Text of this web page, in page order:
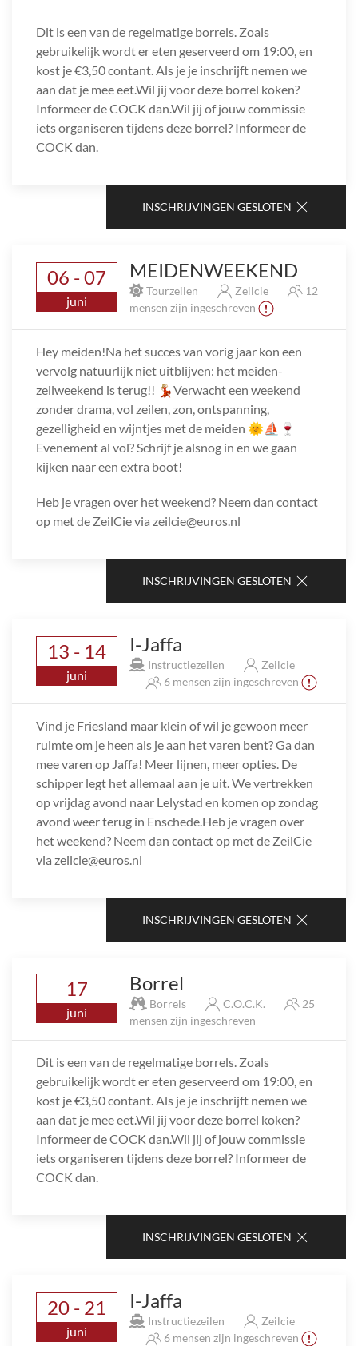
Dit is een van de regelmatige borrels. Zoals
gebruikelijk wordt er eten geserveerd om 19:00, en
kost je €3,50 contant. Als je je inschrijft nemen we
aan dat je mee eet.Wil jij voor deze borrel koken?
Informeer de COCK dan.Wil jij of jouw commissie
iets organiseren tijdens deze borrel? Informeer de
COCK dan.
INSCHRIJVINGEN GESLOTEN
06 - 07
juni
MEIDENWEEKEND
Tourzeilen Zeilcie
12
mensen zijn ingeschreven
Hey meiden!Na het succes van vorig jaar kon een
vervolg natuurlijk niet uitblijven: het meiden-
zeilweekend is terug!! 💃🏼Verwacht een weekend
zonder drama, vol zeilen, zon, ontspanning,
gezelligheid en wijntjes met de meiden 🌞⛵️🍷
Evenement al vol? Schrijf je alsnog in en we gaan
kijken naar een extra boot!
Heb je vragen over het weekend? Neem dan contact
op met de ZeilCie via zeilcie@euros.nl
INSCHRIJVINGEN GESLOTEN
13 - 14
juni
I-Jaffa
Instructiezeilen
Zeilcie
6 mensen zijn ingeschreven
Vind je Friesland maar klein of wil je gewoon meer
ruimte om je heen als je aan het varen bent? Ga dan
mee varen op Jaffa! Meer lijnen, meer opties. De
schipper legt het allemaal aan je uit. We vertrekken
op vrijdag avond naar Lelystad en komen op zondag
avond weer terug in Enschede.Heb je vragen over
het weekend? Neem dan contact op met de ZeilCie
via zeilcie@euros.nl
INSCHRIJVINGEN GESLOTEN
17
juni
Borrel
Borrels C.O.C.K.
25
mensen zijn ingeschreven
Dit is een van de regelmatige borrels. Zoals
gebruikelijk wordt er eten geserveerd om 19:00, en
kost je €3,50 contant. Als je je inschrijft nemen we
aan dat je mee eet.Wil jij voor deze borrel koken?
Informeer de COCK dan.Wil jij of jouw commissie
iets organiseren tijdens deze borrel? Informeer de
COCK dan.
INSCHRIJVINGEN GESLOTEN
20 - 21
juni
I-Jaffa
Instructiezeilen
Zeilcie
6 mensen zijn ingeschreven